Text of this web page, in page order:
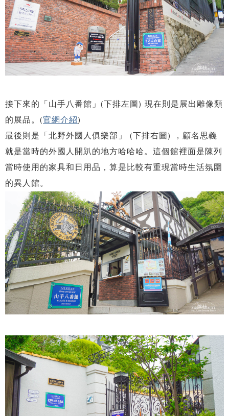
接下來的「山手八番館」(下排左圖) 現在則是展出雕像類
的展品。(官網介紹)
最後則是「北野外國人俱樂部」 (下排右圖) ，顧名思義
就是當時的外國人開趴的地方哈哈哈。這個館裡面是陳列
當時使用的家具和日用品，算是比較有重現當時生活氛圍
的異人館。